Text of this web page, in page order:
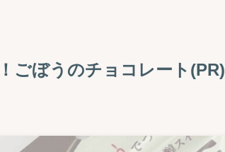
ごぼうのチョコレート(PR)